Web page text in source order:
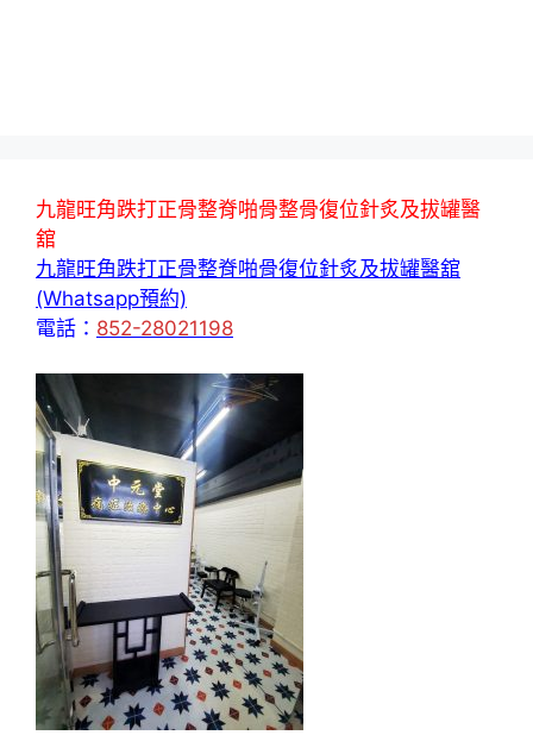
九龍旺角跌打正骨整脊啪骨整骨復位針炙及拔罐醫
舘
九龍旺角跌打正骨整脊啪骨復位針炙及拔罐醫舘
(Whatsapp預約)
電話： 852-28021198